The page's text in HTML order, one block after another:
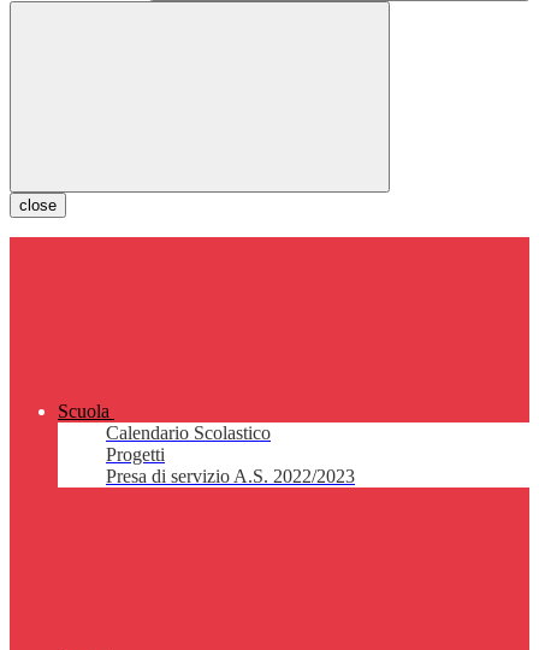
close
Scuola
Calendario Scolastico
Progetti
Presa di servizio A.S. 2022/2023